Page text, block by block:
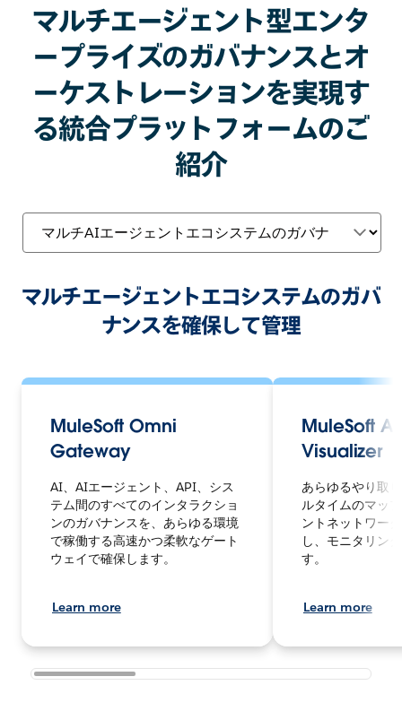
マルチエージェント型エンタ
ープライズのガバナンスとオ
ーケストレーションを実現す
る統合プラットフォームのご
紹介
マルチエージェントエコシステムのガバ
ナンスを確保して管理
MuleSoft Omni
Gateway
AI、AIエージェント、API、シス
テム間のすべてのインタラクショ
ンのガバナンスを、あらゆる環境
で稼働する高速かつ柔軟なゲート
ウェイで確保します。
Learn more
MuleSoft
Visualizer
あらゆるやり取
ルタイムのマッ
ントネットワー
し、モニタリン
す。
Learn more